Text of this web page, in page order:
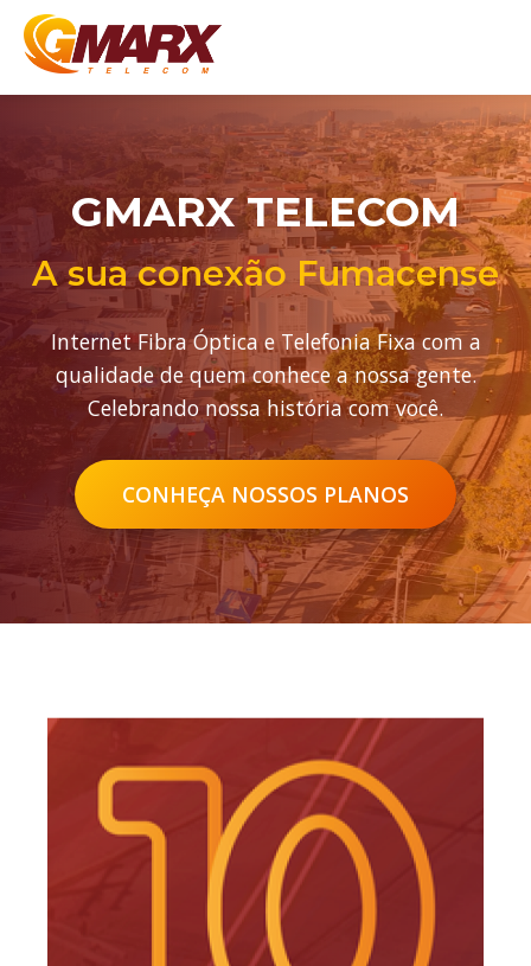
GMARX TELECOM
A sua conexão Fumacense
Internet Fibra Óptica e Telefonia Fixa com a
qualidade de quem conhece a nossa gente.
Celebrando nossa história com você.
CONHEÇA NOSSOS PLANOS